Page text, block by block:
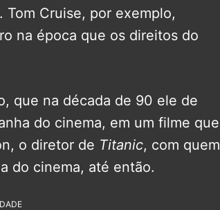
Cruise, por exemplo,
na época que os direitos do
que na década de 90 ele de
do cinema, em um filme que
o diretor de Titanic, com quem
do cinema, até então.